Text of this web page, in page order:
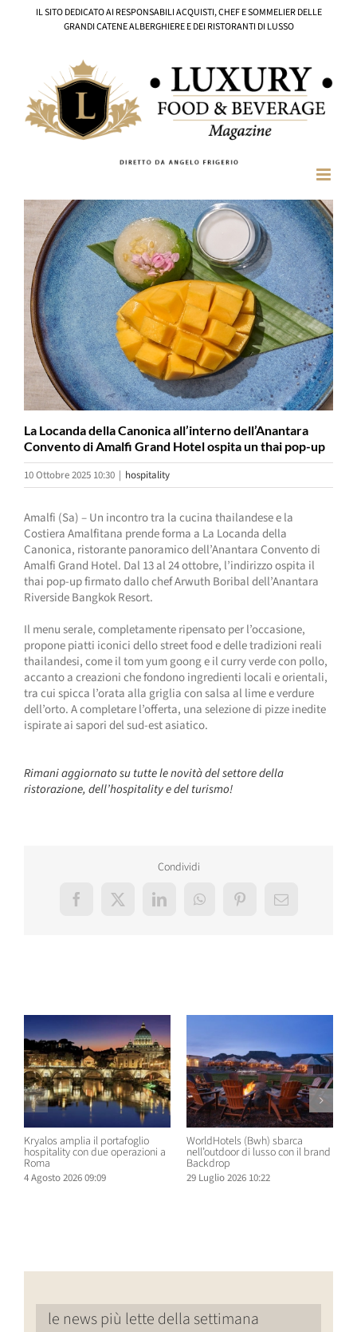
IL SITO DEDICATO AI RESPONSABILI ACQUISTI, CHEF E SOMMELIER DELLE
GRANDI CATENE ALBERGHIERE E DEI RISTORANTI DI LUSSO
Ingrandisci
immagine
La Locanda della Canonica all’interno dell’Anantara
Convento di Amalfi Grand Hotel ospita un thai pop-up
10 Ottobre 2025 10:30 | hospitality
Amalfi (Sa) – Un incontro tra la cucina thailandese e la
Costiera Amalfitana prende forma a La Locanda della
Canonica, ristorante panoramico dell’Anantara Convento di
Amalfi Grand Hotel. Dal 13 al 24 ottobre, l’indirizzo ospita il
thai pop-up firmato dallo chef Arwuth Boribal dell’Anantara
Riverside Bangkok Resort.
Il menu serale, completamente ripensato per l’occasione,
propone piatti iconici dello street food e delle tradizioni reali
thailandesi, come il tom yum goong e il curry verde con pollo,
accanto a creazioni che fondono ingredienti locali e orientali,
tra cui spicca l’orata alla griglia con salsa al lime e verdure
dell’orto. A completare l’offerta, una selezione di pizze inedite
ispirate ai sapori del sud-est asiatico.
Rimani aggiornato su tutte le novità del settore della
ristorazione, dell’hospitality e del turismo!
Condividi
Facebook
X LinkedInWhatsAppPinterestEmail
Kryalos amplia il portafoglio
hospitality con due operazioni a
Roma
4 Agosto 2026 09:09
WorldHotels (Bwh) sbarca
nell’outdoor di lusso con il brand
Backdrop
29 Luglio 2026 10:22
le news più lette della settimana